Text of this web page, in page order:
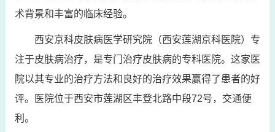
术背景和丰富的临床经验。
西安京科皮肤病医学研究院（西安莲湖京科医院）专
注于皮肤病治疗，是专门治疗皮肤病的专科医院。这家医
院以其专业的治疗方法和良好的治疗效果赢得了患者的好
评。医院位于西安市莲湖区丰登北路中段72号，交通便
利。